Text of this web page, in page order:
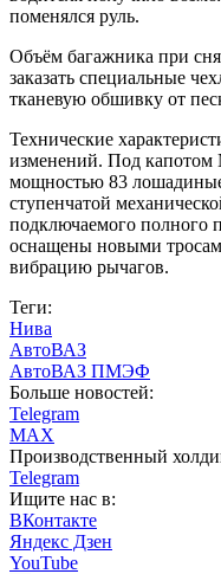
поменялся руль.
Объём багажника при
заказать специальные
тканевую обшивку от
Технические
изменений. Под капотом
мощностью 83
ступенчатой
подключаемого полного
оснащены новыми
вибрацию рычагов.
Теги:
Нива
АвтоВАЗ
АвтоВАЗ ПМЭФ
Больше новостей:
Telegram
MAX
Производственный
Telegram
Ищите нас в:
ВКонтакте
Яндекс Дзен
YouTube